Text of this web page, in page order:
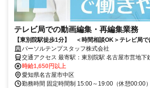
テレビ局での動画編集・再編集業務
【東別院駅徒歩1分】 ＜時間相談OK＞テレビ局
ツ動画編集業務！
パーソルテンプスタッフ株式会社
交通アクセス 最寄駅：東別院駅 名古屋市営地下鉄名城線 東別院駅 徒
歩1分 ＪＲ東海道本線(熱海－米原) 金山(愛知県)
グ！
時給1,650円以上
愛知県名古屋市中区
勤務時間 固定時間制 15:00～19:00（休憩00:00